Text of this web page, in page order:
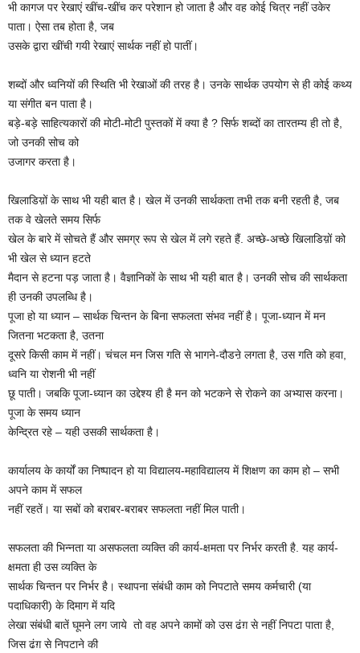
भी कागज पर रेखाएं खींच-खींच कर परेशान हो जाता है और वह कोई चित्र नहीं उकेर
पाता। ऐसा तब होता है, जब
उसके द्वारा खींची गयी रेखाएं सार्थक नहीं हो पातीं।
शब्दों और ध्वनियों की स्थिति भी रेखाओं की तरह है। उनके सार्थक उपयोग से ही कोई कथ्य
या संगीत बन पाता है।
बड़े-बड़े साहित्यकारों की मोटी-मोटी पुस्तकों में क्या है ? सिर्फ शब्दों का तारतम्य ही तो है,
जो उनकी सोच को
उजागर करता है।
खिलाडिय़ों के साथ भी यही बात है। खेल में उनकी सार्थकता तभी तक बनी रहती है, जब
तक वे खेलते समय सिर्फ
खेल के बारे में सोचते हैं और समग्र रूप से खेल में लगे रहते हैं. अच्छे-अच्छे खिलाडिय़ों को
भी खेल से ध्यान हटते
मैदान से हटना पड़ जाता है। वैज्ञानिकों के साथ भी यही बात है। उनकी सोच की सार्थकता
ही उनकी उपलब्धि है।
पूजा हो या ध्यान – सार्थक चिन्तन के बिना सफलता संभव नहीं है। पूजा-ध्यान में मन
जितना भटकता है, उतना
दूसरे किसी काम में नहीं। चंचल मन जिस गति से भागने-दौडऩे लगता है, उस गति को हवा,
ध्वनि या रोशनी भी नहीं
छू पाती। जबकि पूजा-ध्यान का उद्देश्य ही है मन को भटकने से रोकने का अभ्यास करना।
पूजा के समय ध्यान
केन्द्रित रहे – यही उसकी सार्थकता है।
कार्यालय के कार्यों का निष्पादन हो या विद्यालय-महाविद्यालय में शिक्षण का काम हो – सभी
अपने काम में सफल
नहीं रहतें। या सबों को बराबर-बराबर सफलता नहीं मिल पाती।
सफलता की भिन्नता या असफलता व्यक्ति की कार्य-क्षमता पर निर्भर करती है. यह कार्य-
क्षमता ही उस व्यक्ति के
सार्थक चिन्तन पर निर्भर है। स्थापना संबंधी काम को निपटाते समय कर्मचारी (या
पदाधिकारी) के दिमाग में यदि
लेखा संबंधी बातें घूमने लग जाये तो वह अपने कामों को उस ढंग़ से नहीं निपटा पाता है,
जिस ढंग़ से निपटाने की